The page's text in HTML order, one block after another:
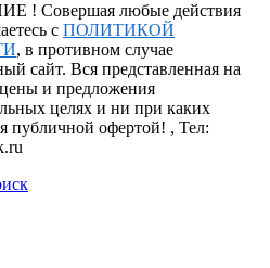
! Совершая любые действия
с ПОЛИТИКОЙ
, в противном случае
сайт. Вся представленная на
и предложения
целях и ни при каких
публичной офертой! , Тел: